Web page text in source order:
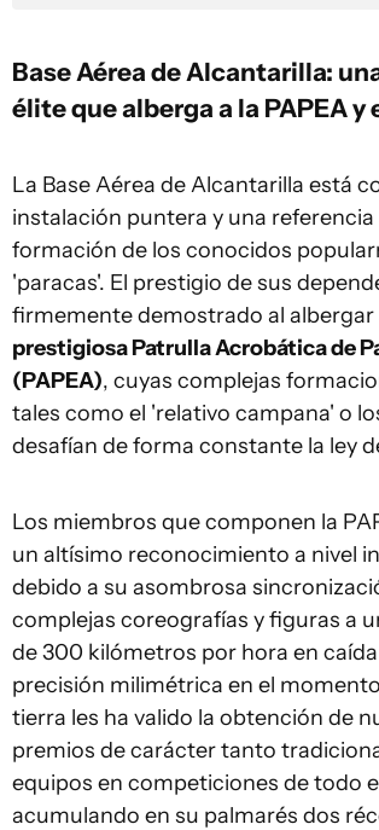
Base Aérea de Alcantarilla:
élite que alberga a la PAPEA y
La Base Aérea de Alcantarilla está
instalación puntera y una referencia
formación de los conocidos
'paracas'. El prestigio de sus
firmemente demostrado al albergar
prestigiosa Patrulla Acrobática de
(PAPEA), cuyas complejas
tales como el 'relativo campana' o
desafían de forma constante la ley
Los miembros que componen la
un altísimo reconocimiento a nivel
debido a su asombrosa
complejas coreografías y figuras a
de 300 kilómetros por hora en caída
precisión milimétrica en el
tierra les ha valido la obtención de
premios de carácter tanto
equipos en competiciones de todo
acumulando en su palmarés dos